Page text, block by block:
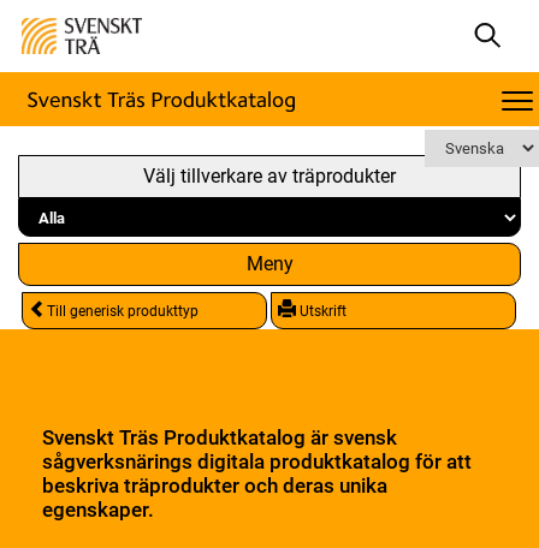
Välj tillverkare av träprodukter
Meny
Till generisk produkttyp Utskrift
Svenskt Träs Produktkatalog är svensk
sågverksnärings digitala produktkatalog för att
beskriva träprodukter och deras unika
egenskaper.